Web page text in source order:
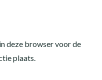
deze browser voor de
plaats.